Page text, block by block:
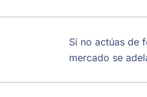
Si no actúas de
mercado se